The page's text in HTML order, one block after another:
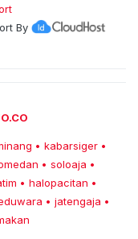
By
• kabarsiger •
• soloaja •
• halopacitan •
• jatengaja •